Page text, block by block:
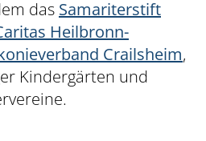
das Samariterstift
Heilbronn-
Crailsheim,
Kindergärten und